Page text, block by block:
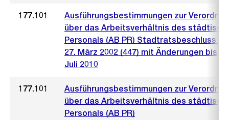
177.101
Ausführungsbestimmungen zur
über das Arbeitsverhältnis des
Personals (AB PR) Stadtratsbeschluss
27. März 2002 (447) mit Änderungen bis
Juli 2010
177.101
Ausführungsbestimmungen zur
über das Arbeitsverhältnis des
Personals (AB PR)